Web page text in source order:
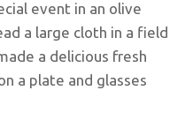
event in an olive
a large cloth in a field
a delicious fresh
a plate and glasses